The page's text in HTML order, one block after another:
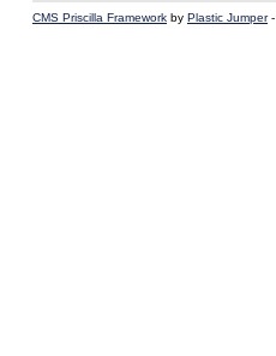
CMS Priscilla Framework by Plastic Jumper-